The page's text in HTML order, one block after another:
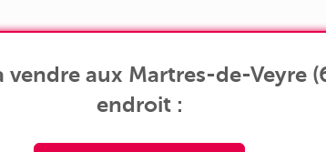
vendre aux Martres-de-Veyre
endroit :